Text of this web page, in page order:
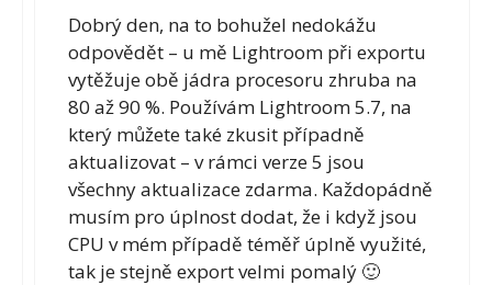
Dobrý den, na to bohužel nedokážu
odpovědět – u mě Lightroom při exportu
vytěžuje obě jádra procesoru zhruba na
80 až 90 %. Používám Lightroom 5.7, na
který můžete také zkusit případně
aktualizovat – v rámci verze 5 jsou
všechny aktualizace zdarma. Každopádně
musím pro úplnost dodat, že i když jsou
CPU v mém případě téměř úplně využité,
tak je stejně export velmi pomalý 🙂